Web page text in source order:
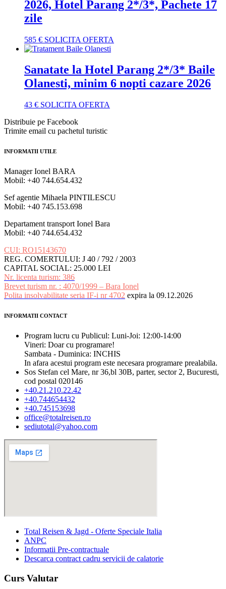
2026, Hotel Parang 2*/3*, Pachete 17
zile
585 € SOLICITA OFERTA
Sanatate la Hotel Parang 2*/3* Baile
Olanesti, minim 6 nopti cazare 2026
43 € SOLICITA OFERTA
Distribuie pe Facebook
Trimite email cu pachetul turistic
INFORMATII UTILE
Manager Ionel BARA
Mobil: +40 744.654.432
Sef agentie Mihaela PINTILESCU
Mobil: +40 745.153.698
Departament transport Ionel Bara
Mobil: +40 744.654.432
CUI: RO15143670
REG. COMERTULUI: J 40 / 792 / 2003
CAPITAL SOCIAL: 25.000 LEI
Nr. licenta turism: 386
Brevet turism nr. : 4070/1999 – Bara Ionel
Polita insolvabilitate seria IF-i nr 4702 expira la 09.12.2026
INFORMATII CONTACT
Program lucru cu Publicul: Luni-Joi: 12:00-14:00
Vineri: Doar cu programare!
Sambata - Duminica: INCHIS
In afara acestui program este necesara programare prealabila.
Sos Stefan cel Mare, nr 36,bl 30B, parter, sector 2, Bucuresti,
cod postal 020146
+40.21.210.22.42
+40.744654432
+40.745153698
office@totalreisen.ro
sediutotal@yahoo.com
Total Reisen & Jagd - Oferte Speciale Italia
ANPC
Informatii Pre-contractuale
Descarca contract cadru servicii de calatorie
Curs Valutar